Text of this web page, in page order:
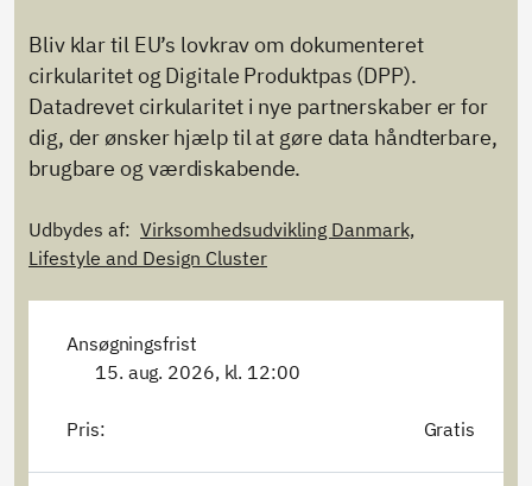
Bliv klar til EU’s lovkrav om dokumenteret
cirkularitet og Digitale Produktpas (DPP).
Datadrevet cirkularitet i nye partnerskaber er for
dig, der ønsker hjælp til at gøre data håndterbare,
brugbare og værdiskabende.
Udbydes af: Virksomhedsudvikling Danmark,
Lifestyle and Design Cluster
Ansøgningsfrist
15. aug. 2026, kl. 12:00
Pris: Gratis